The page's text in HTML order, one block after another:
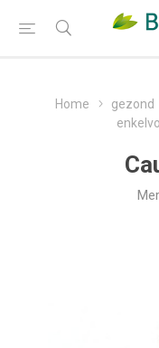
Home gezond